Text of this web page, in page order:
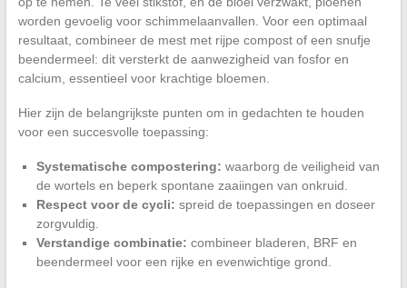
worden gevoelig voor schimmelaanvallen. Voor een optimaal
resultaat, combineer de mest met rijpe compost of een snufje
beendermeel: dit versterkt de aanwezigheid van fosfor en
calcium, essentieel voor krachtige bloemen.
Hier zijn de belangrijkste punten om in gedachten te houden
voor een succesvolle toepassing:
Systematische compostering: waarborg de veiligheid van
de wortels en beperk spontane zaaiingen van onkruid.
Respect voor de cycli: spreid de toepassingen en doseer
zorgvuldig.
Verstandige combinatie: combineer bladeren, BRF en
beendermeel voor een rijke en evenwichtige grond.